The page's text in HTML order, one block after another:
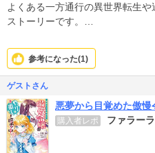
よくある一方通行の異世界転生
ストーリーです。
シリアス気味な現代と、コメデ
は新鮮です。
想像の斜め上を行く発想と行動
後も目が離せません！
参考になった(1)
ゲストさん
購入者レポ ファラー